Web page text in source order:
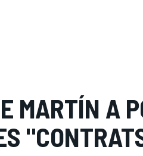
MARTÍN A